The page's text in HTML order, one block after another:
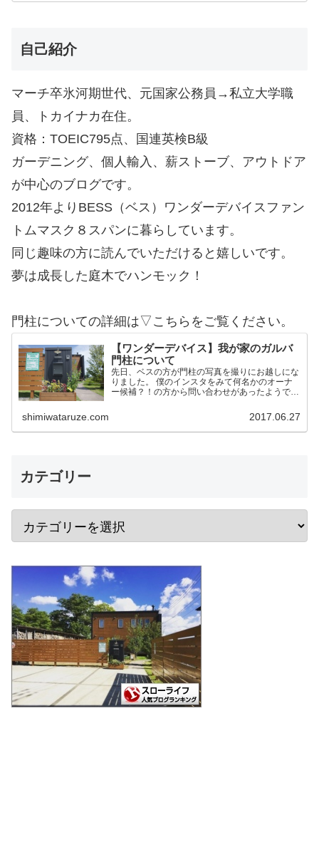
自己紹介
マーチ卒氷河期世代、元国家公務員→私立大学職
員、トカイナカ在住。
資格：TOEIC795点、国連英検B級
ガーデニング、個人輸入、薪ストーブ、アウトドア
が中心のブログです。
2012年よりBESS（ベス）ワンダーデバイスファン
トムマスク８スパンに暮らしています。
同じ趣味の方に読んでいただけると嬉しいです。
夢は成長した庭木でハンモック！
門柱についての詳細は▽こちらをご覧ください。
【ワンダーデバイス】我が家のガルバ
門柱について
先日、ベスの方が門柱の写真を撮りにお越しにな
りました。 僕のインスタをみて何名かのオーナ
ー候補？！の方から問い合わせがあったようで
て詳細を記載しておこうかと思います。 作りは
shimiwataruze.com 2017.06.27
カテゴリー